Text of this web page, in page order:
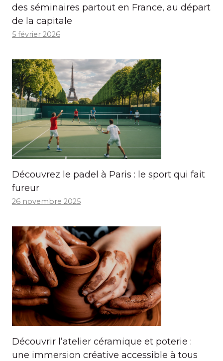
des séminaires partout en France, au départ
de la capitale
5 février 2026
Découvrez le padel à Paris : le sport qui fait
fureur
26 novembre 2025
Découvrir l’atelier céramique et poterie :
une immersion créative accessible à tous